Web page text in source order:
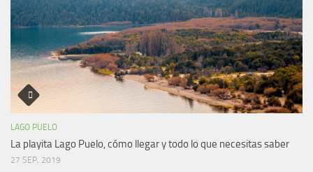
LAGO PUELO
La playita Lago Puelo, cómo llegar y todo lo que necesitas saber
27 SEP, 2019